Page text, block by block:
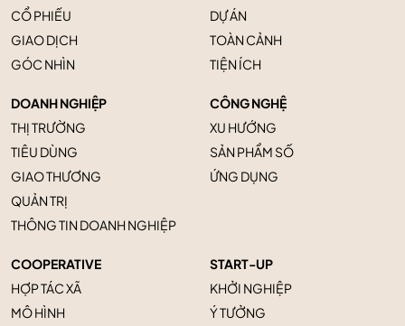
CỔ PHIẾU
GIAO DỊCH
GÓC NHÌN
DỰ ÁN
TOÀN CẢNH
TIỆN ÍCH
DOANH NGHIỆP
THỊ TRƯỜNG
TIÊU DÙNG
GIAO THƯƠNG
QUẢN TRỊ
THÔNG TIN DOANH NGHIỆP
CÔNG NGHỆ
XU HƯỚNG
SẢN PHẨM SỐ
ỨNG DỤNG
COOPERATIVE
HỢP TÁC XÃ
MÔ HÌNH
START-UP
KHỞI NGHIỆP
Ý TƯỞNG